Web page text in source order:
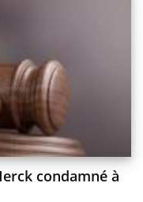
condamné à